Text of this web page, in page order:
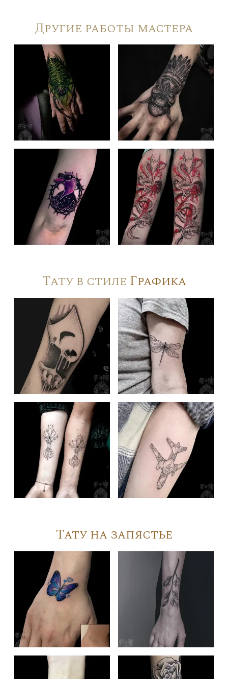
Другие работы мастера
Тату в стиле Графика
Тату на запястье